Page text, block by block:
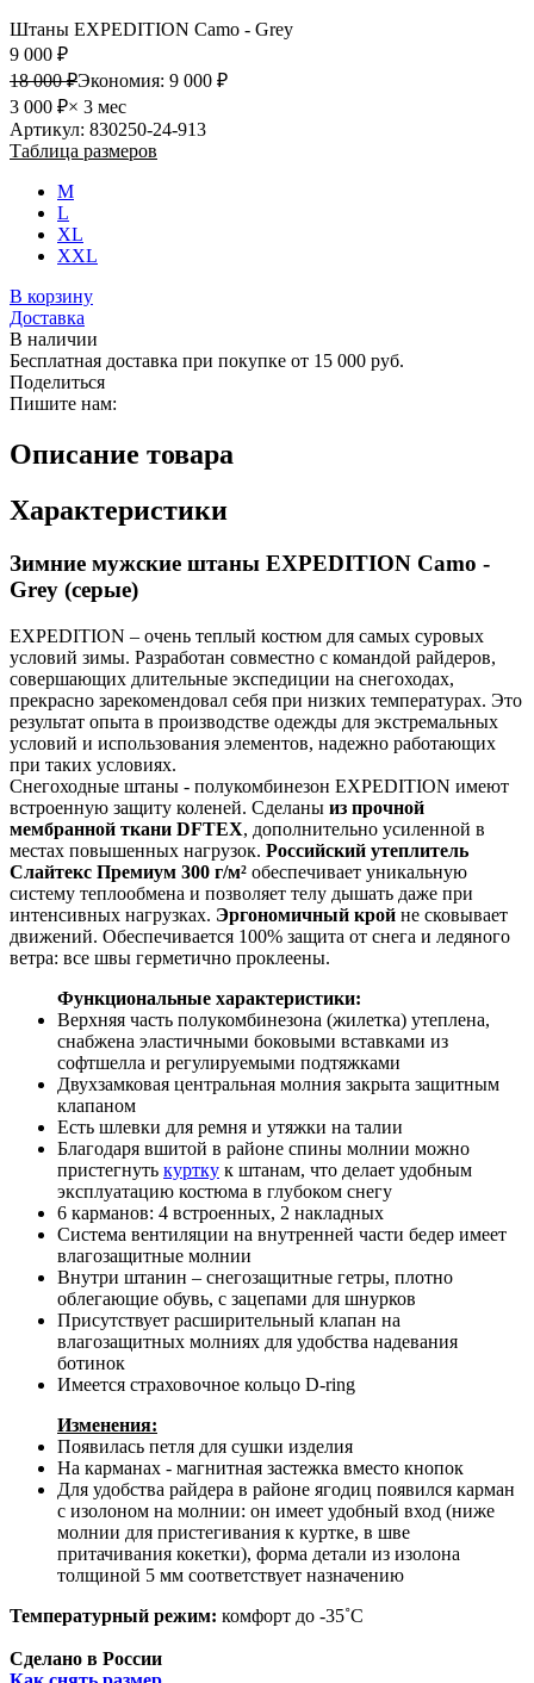
Штаны EXPEDITION Camo - Grey
9 000 ₽
18 000 ₽Экономия: 9 000 ₽
3 000 ₽× 3 мес
Артикул: 830250-24-913
Таблица размеров
M
L
XL
XXL
В корзину
Доставка
В наличии
Бесплатная доставка при покупке от 15 000 руб.
Поделиться
Пишите нам:
Описание товара
Характеристики
Зимние мужские штаны EXPEDITION Camo -
Grey (серые)
EXPEDITION – очень теплый костюм для самых суровых
условий зимы. Разработан совместно с командой райдеров,
совершающих длительные экспедиции на снегоходах,
прекрасно зарекомендовал себя при низких температурах. Это
результат опыта в производстве одежды для экстремальных
условий и использования элементов, надежно работающих
при таких условиях.
Снегоходные штаны - полукомбинезон EXPEDITION имеют
встроенную защиту коленей. Сделаны из прочной
мембранной ткани DFTEX, дополнительно усиленной в
местах повышенных нагрузок. Российский утеплитель
Слайтекс Премиум 300 г/м² обеспечивает уникальную
систему теплообмена и позволяет телу дышать даже при
интенсивных нагрузках. Эргономичный крой не сковывает
движений. Обеспечивается 100% защита от снега и ледяного
ветра: все швы герметично проклеены.
Функциональные характеристики:
Верхняя часть полукомбинезона (жилетка) утеплена,
снабжена эластичными боковыми вставками из
софтшелла и регулируемыми подтяжками
Двухзамковая центральная молния закрыта защитным
клапаном
Есть шлевки для ремня и утяжки на талии
Благодаря вшитой в районе спины молнии можно
пристегнуть куртку к штанам, что делает удобным
эксплуатацию костюма в глубоком снегу
6 карманов: 4 встроенных, 2 накладных
Система вентиляции на внутренней части бедер имеет
влагозащитные молнии
Внутри штанин – снегозащитные гетры, плотно
облегающие обувь, с зацепами для шнурков
Присутствует расширительный клапан на
влагозащитных молниях для удобства надевания
ботинок
Имеется страховочное кольцо D-ring
Изменения:
Появилась петля для сушки изделия
На карманах - магнитная застежка вместо кнопок
Для удобства райдера в районе ягодиц появился карман
с изолоном на молнии: он имеет удобный вход (ниже
молнии для пристегивания к куртке, в шве
притачивания кокетки), форма детали из изолона
толщиной 5 мм соответствует назначению
Температурный режим: комфорт до -35˚С
Сделано в России